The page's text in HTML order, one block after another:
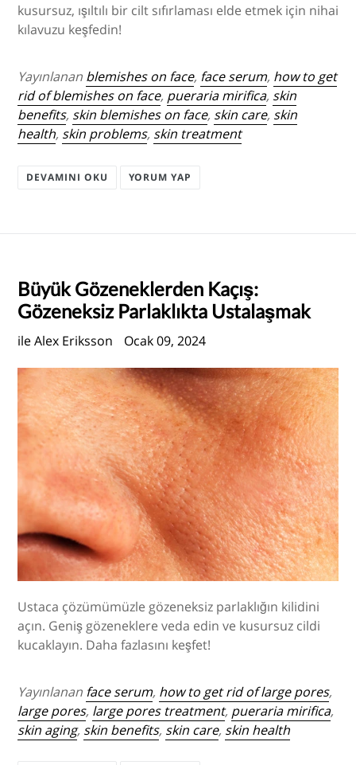
kusursuz, ışıltılı bir cilt sıfırlaması elde etmek için nihai
kılavuzu keşfedin!
Yayınlanan blemishes on face, face serum, how to get
rid of blemishes on face, pueraria mirifica, skin
benefits, skin blemishes on face, skin care, skin
health, skin problems, skin treatment
DEVAMINI OKU YORUM YAP
Büyük Gözeneklerden Kaçış:
Gözeneksiz Parlaklıkta Ustalaşmak
ile Alex Eriksson Ocak 09, 2024
Ustaca çözümümüzle gözeneksiz parlaklığın kilidini
açın. Geniş gözeneklere veda edin ve kusursuz cildi
kucaklayın. Daha fazlasını keşfet!
Yayınlanan face serum, how to get rid of large pores,
large pores, large pores treatment, pueraria mirifica,
skin aging, skin benefits, skin care, skin health